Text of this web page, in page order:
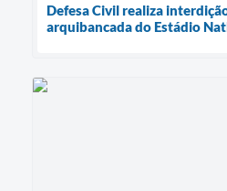
Defesa Civil realiza
arquibancada do Estádio